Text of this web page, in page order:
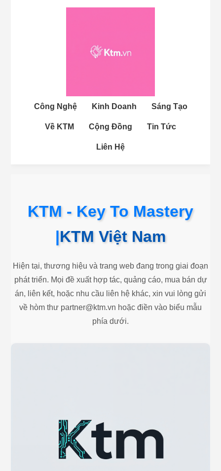
Công Nghệ Kinh Doanh Sáng Tạo
Về KTM Cộng Đồng Tin Tức
Liên Hệ
KTM - Key To Mastery
|KTM Việt Nam
Hiện tại, thương hiệu và trang web đang trong giai đoạn
phát triển. Mọi đề xuất hợp tác, quảng cáo, mua bán dự
án, liên kết, hoặc nhu cầu liên hệ khác, xin vui lòng gửi
về hòm thư partner@ktm.vn hoặc điền vào biểu mẫu
phía dưới.